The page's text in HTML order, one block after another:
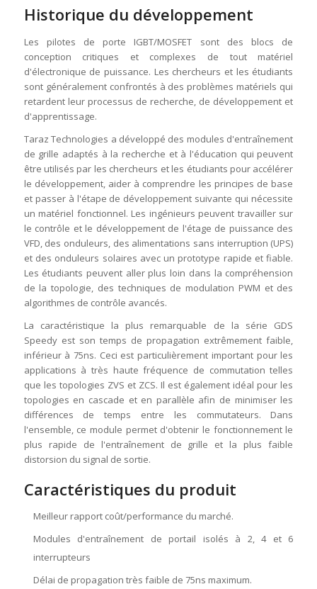
Historique du développement
Les pilotes de porte IGBT/MOSFET sont des blocs de
conception critiques et complexes de tout matériel
d'électronique de puissance. Les chercheurs et les étudiants
sont généralement confrontés à des problèmes matériels qui
retardent leur processus de recherche, de développement et
d'apprentissage.
Taraz Technologies a développé des modules d'entraînement
de grille adaptés à la recherche et à l'éducation qui peuvent
être utilisés par les chercheurs et les étudiants pour accélérer
le développement, aider à comprendre les principes de base
et passer à l'étape de développement suivante qui nécessite
un matériel fonctionnel. Les ingénieurs peuvent travailler sur
le contrôle et le développement de l'étage de puissance des
VFD, des onduleurs, des alimentations sans interruption (UPS)
et des onduleurs solaires avec un prototype rapide et fiable.
Les étudiants peuvent aller plus loin dans la compréhension
de la topologie, des techniques de modulation PWM et des
algorithmes de contrôle avancés.
La caractéristique la plus remarquable de la série GDS
Speedy est son temps de propagation extrêmement faible,
inférieur à 75ns. Ceci est particulièrement important pour les
applications à très haute fréquence de commutation telles
que les topologies ZVS et ZCS. Il est également idéal pour les
topologies en cascade et en parallèle afin de minimiser les
différences de temps entre les commutateurs. Dans
l'ensemble, ce module permet d'obtenir le fonctionnement le
plus rapide de l'entraînement de grille et la plus faible
distorsion du signal de sortie.
Caractéristiques du produit
Meilleur rapport coût/performance du marché.
Modules d'entraînement de portail isolés à 2, 4 et 6
interrupteurs
Délai de propagation très faible de 75ns maximum.